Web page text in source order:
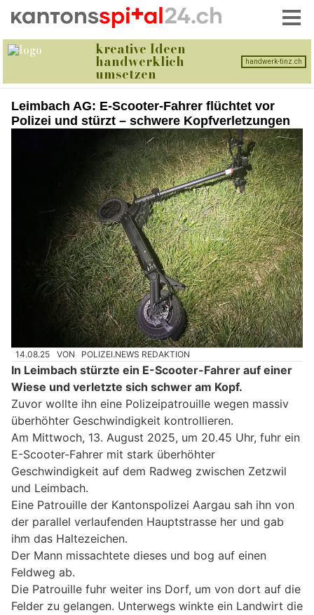
Leimbach AG: E-Scooter-Fahrer flüchtet vor
Polizei und stürzt – schwere Kopfverletzungen
14.08.25 VON POLIZEI.NEWS REDAKTION
In Leimbach stürzte ein E-Scooter-Fahrer auf einer
Wiese und verletzte sich schwer am Kopf.
Zuvor wollte ihn eine Polizeipatrouille wegen massiv
überhöhter Geschwindigkeit kontrollieren.
Am Mittwoch, 13. August 2025, um 20.45 Uhr, fuhr ein
E-Scooter-Fahrer mit stark überhöhter
Geschwindigkeit auf dem Radweg zwischen Zetzwil
und Leimbach.
Eine Patrouille der Kantonspolizei Aargau sah ihn von
der parallel verlaufenden Hauptstrasse her und gab
ihm das Haltezeichen.
Der Mann missachtete dieses und bog auf einen
Feldweg ab.
Die Patrouille fuhr weiter ins Dorf, um von dort auf die
Felder zu gelangen. Unterwegs winkte ein Landwirt die